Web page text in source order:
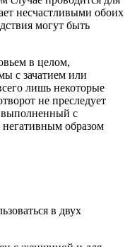
несчастливыми обоих
могут быть
в целом,
с зачатием или
лишь некоторые
не преследует
с
образом
в двух